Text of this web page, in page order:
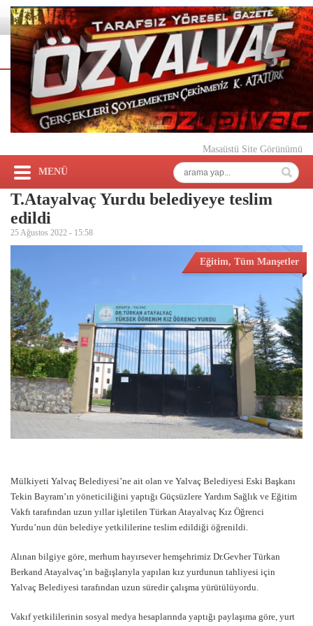
Masaüstü Site Görünümü
MENÜ
T.Atayalvaç Yurdu belediyeye teslim
edildi
25 Ağustos 2022 - 15:58
Eğitim, Tüm Manşetler
Mülkiyeti Yalvaç Belediyesi’ne ait olan ve Yalvaç Belediyesi Eski Başkanı
Tekin Bayram’ın yöneticiliğini yaptığı Güçsüzlere Yardım Sağlık ve Eğitim
Vakfı tarafından uzun yıllar işletilen Türkan Atayalvaç Kız Öğrenci
Yurdu’nun dün belediye yetkililerine teslim edildiği öğrenildi.
Alınan bilgiye göre, merhum hayırsever hemşehrimiz Dr.Gevher Türkan
Berkand Atayalvaç’ın bağışlarıyla yapılan kız yurdunun tahliyesi için
Yalvaç Belediyesi tarafından uzun süredir çalışma yürütülüyordu.
Vakıf yetkililerinin sosyal medya hesaplarında yaptığı paylaşıma göre, yurt